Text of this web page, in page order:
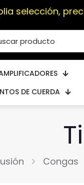
selección,
DE CUERDA
Congas